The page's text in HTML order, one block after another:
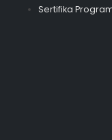
Sertifika